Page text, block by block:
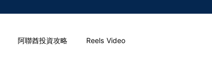
阿聯酋投資攻略 Reels Video